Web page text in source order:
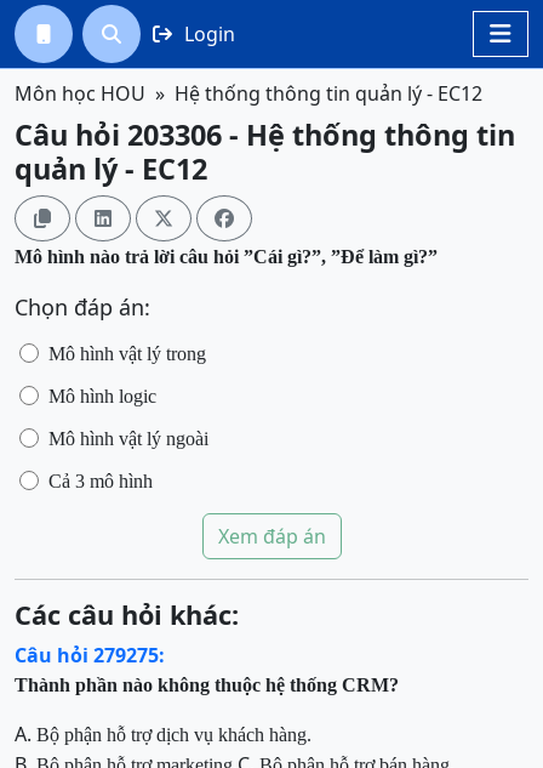

  Login
Môn học HOU Hệ thống thông tin quản lý - EC12
Câu hỏi 203306 - Hệ thống thông tin
quản lý - EC12
   
Mô hình nào trả lời câu hỏi ”Cái gì?”, ”Để làm gì?”
Chọn đáp án:
Mô hình vật lý trong
Mô hình logic
Mô hình vật lý ngoài
Cả 3 mô hình
Xem đáp án
Các câu hỏi khác:
Câu hỏi 279275:
Thành phần nào không thuộc hệ thống CRM?
A. Bộ phận hỗ trợ dịch vụ khách hàng.